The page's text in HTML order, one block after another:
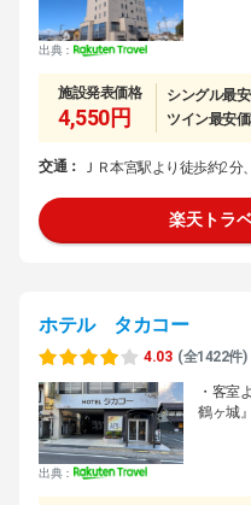
出典：
施設発表価格
4,550円
シングル最安
ツイン最安価
交通： ＪＲ本宮駅より徒歩約2分
楽天トラ
ホテル タカコー
4.03 (全1422件)
出典：
・客室
鶴ヶ城